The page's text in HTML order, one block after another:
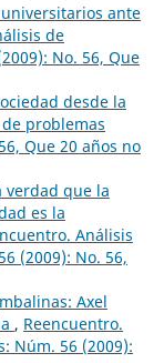
ante
de
No. 56, Que
desde la
problemas
Que 20 años no
verdad que la
es la
Análisis
(2009): No. 56,
Axel
, Reencuentro.
Núm. 56 (2009):